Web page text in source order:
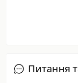
Питання